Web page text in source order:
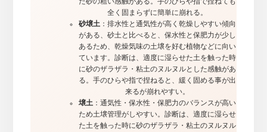
全く固まらずに簡単に崩れる。
砂壌土 ：排水性と通気性が高く乾燥しやすい傾向
がある、砂土と比べると、保水性と保肥力が少し
あるため、乾燥気味の土壌を好む植物などに向い
ています。診断は、適度に湿らせた土を触った時
に砂のザラザラ・粘土のヌルヌルとした感触があ
る。手のひらや指で捏ねると、緩く固める事が出
来るが崩れやすい。
壌土 ：通気性・保水性・保肥力のバランスが高い
ため土壌管理がしやすい。診断は、適度に湿らせ
た土を触った時に砂のザラザラ・粘土のヌルヌル